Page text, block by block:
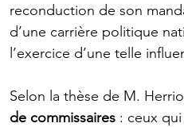
reconduction de son
d’une carrière politique
l’exercice d’une telle
Selon la thèse de M.
de commissaires : ceux